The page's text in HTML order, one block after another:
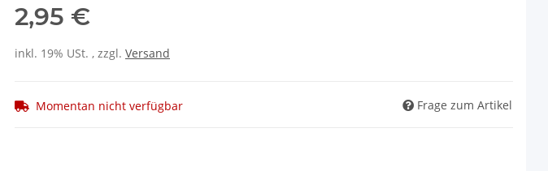
2,95 €
inkl. 19% USt. , zzgl. Versand
Momentan nicht verfügbar Frage zum Artikel